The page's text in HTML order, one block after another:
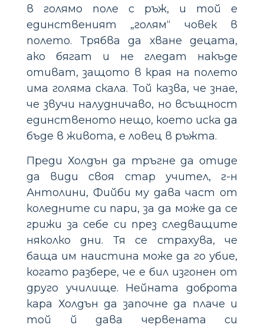
в голямо поле с ръж, и той е
единственият „голям“ човек в
полето. Трябва да хване децата,
ако бягат и не гледат накъде
отиват, защото в края на полето
има голяма скала. Той казва, че знае,
че звучи налудничаво, но всъщност
единственото нещо, което иска да
бъде в живота, е ловец в ръжта.
Преди Холдън да тръгне да отиде
да види своя стар учител, г-н
Антолини, Фийби му дава част от
коледните си пари, за да може да се
грижи за себе си през следващите
няколко дни. Тя се страхува, че
баща им наистина може да го убие,
когато разбере, че е бил изгонен от
друго училище. Нейната доброта
кара Холдън да започне да плаче и
той й дава червената си